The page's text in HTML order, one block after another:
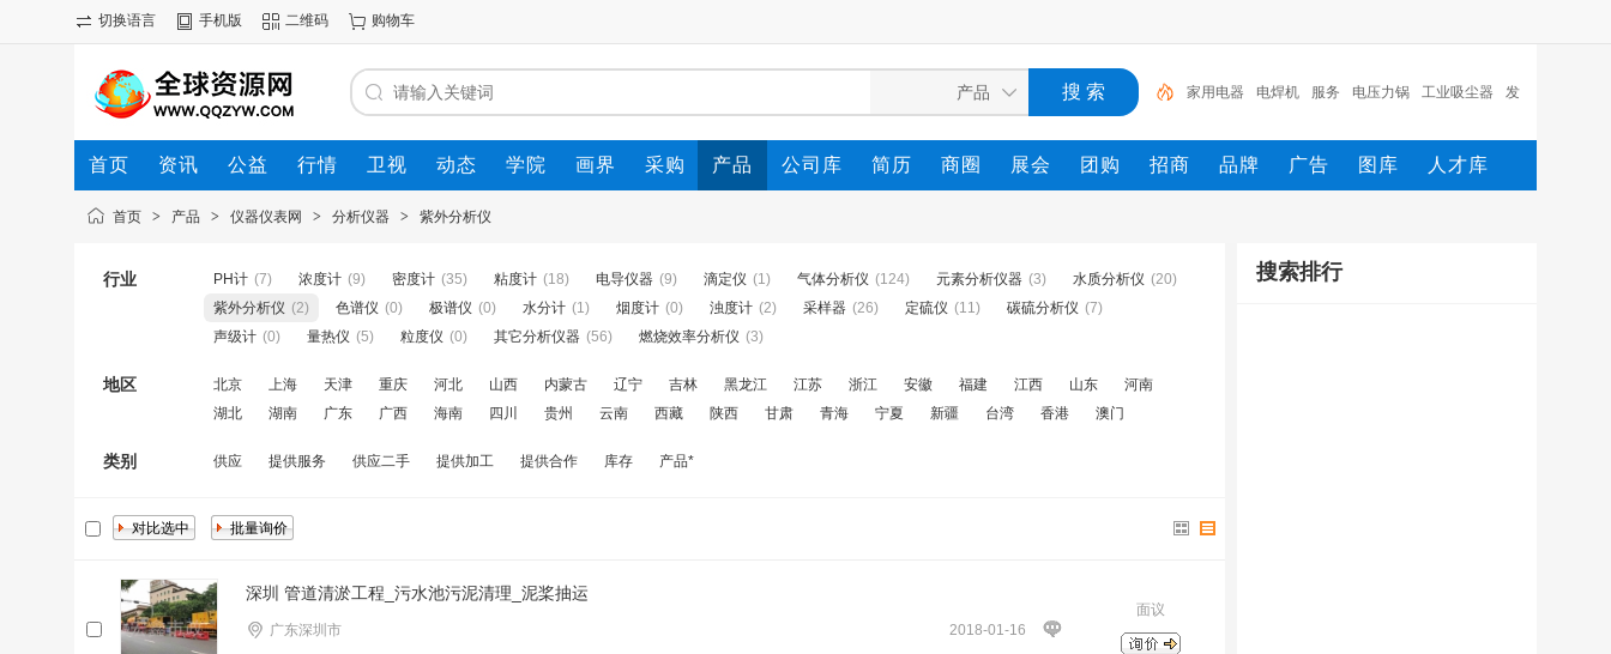
切换语言 手机版 二维码 购物车
家用电器 电焊机 服务 电压力锅 工业吸尘器 发
热电缆 服装 服装打包机 服务/ 工具
首页 资讯 公益 行情 卫视 动态 学院 画界 采购 产品 公司库 简历 商圈 展会 团购 招商 品牌 广告 图库 人才库
首页 > 产品 > 仪器仪表网 > 分析仪器 > 紫外分析仪
行业 PH计 (7) 浓度计 (9) 密度计 (35) 粘度计 (18) 电导仪器 (9) 滴定仪 (1) 气体分析仪 (124) 元素分析仪器 (3) 水质分析仪 (20)
紫外分析仪 (2) 色谱仪 (0) 极谱仪 (0) 水分计 (1) 烟度计 (0) 浊度计 (2) 采样器 (26) 定硫仪 (11) 碳硫分析仪 (7)
声级计 (0) 量热仪 (5) 粒度仪 (0) 其它分析仪器 (56) 燃烧效率分析仪 (3)
地区 北京 上海 天津 重庆 河北 山西 内蒙古 辽宁 吉林 黑龙江 江苏 浙江 安徽 福建 江西 山东
河南
湖北
湖南 广东 广西 海南 四川 贵州 云南 西藏 陕西 甘肃 青海 宁夏 新疆 台湾 香港 澳门
类别 供应 提供服务 供应二手 提供加工 提供合作 库存 产品*
深圳 管道清淤工程_污水池污泥清理_泥桨抽运
2018-01-16
广东深圳市
面议
搜索排行